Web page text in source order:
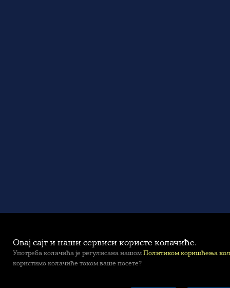
Овај сајт и наши сервиси користе колачиће.
Употреба колачића је регулисана нашомПолитиком коришћења
користимо колачиће током ваше посете?